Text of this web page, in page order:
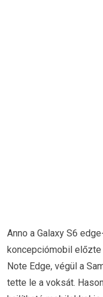
Anno a Galaxy S6
koncepciómobil előzte
Note Edge, végül a
tette le a voksát.